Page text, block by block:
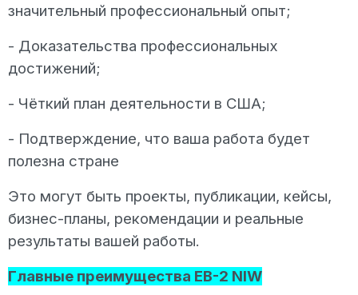
значительный профессиональный опыт;
- Доказательства профессиональных
достижений;
- Чёткий план деятельности в США;
- Подтверждение, что ваша работа будет
полезна стране
Это могут быть проекты, публикации, кейсы,
бизнес-планы, рекомендации и реальные
результаты вашей работы.
Главные преимущества EB-2 NIW